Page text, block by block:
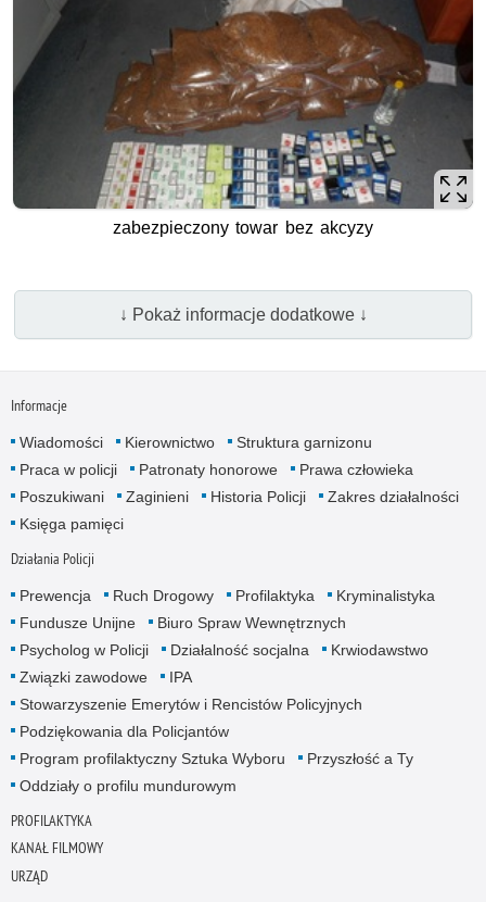
zabezpieczony towar bez akcyzy
↓ Pokaż informacje dodatkowe ↓
Informacje
Wiadomości Kierownictwo
Struktura garnizonu
Praca w policji
Patronaty honorowe
Prawa człowieka
Poszukiwani
Zaginieni Historia Policji
Zakres działalności
Księga pamięci
Działania Policji
Prewencja Ruch Drogowy Profilaktyka
Kryminalistyka
Fundusze Unijne
Biuro Spraw Wewnętrznych
Psycholog w Policji
Działalność socjalna
Krwiodawstwo
Związki zawodowe
IPA
Stowarzyszenie Emerytów i Rencistów Policyjnych
Podziękowania dla Policjantów
Program profilaktyczny Sztuka Wyboru
Przyszłość a Ty
Oddziały o profilu mundurowym
PROFILAKTYKA
KANAŁ FILMOWY
URZĄD